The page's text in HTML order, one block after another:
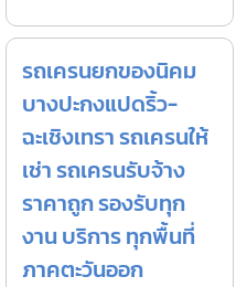
รถเครนยกของนิคม
บางปะกงแปดริ้ว-
ฉะเชิงเทรา รถเครนให้
เช่า รถเครนรับจ้าง
ราคาถูก รองรับทุก
งาน บริการ ทุกพื้นที่
ภาคตะวันออก